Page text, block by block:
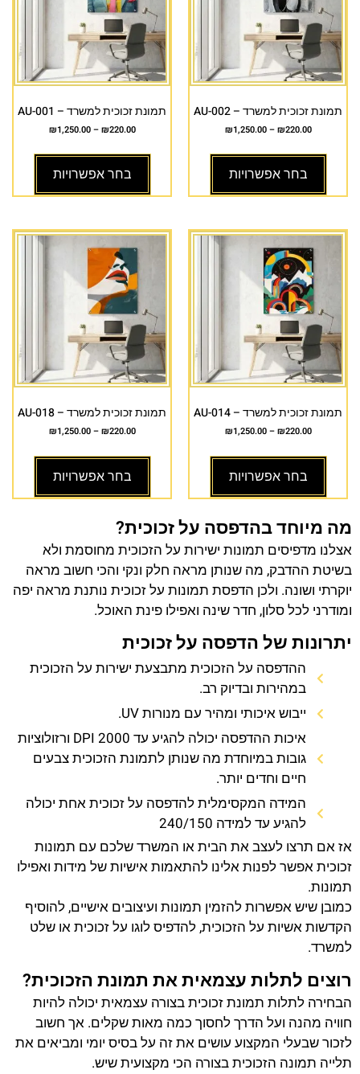
תמונת זכוכית למשרד – AU-002
₪220.00
–
₪1,250.00
בחר אפשרויות
תמונת זכוכית למשרד – AU-001
₪220.00
–
₪1,250.00
בחר אפשרויות
תמונת זכוכית למשרד – AU-014
₪220.00
–
₪1,250.00
בחר אפשרויות
תמונת זכוכית למשרד – AU-018
₪220.00
–
₪1,250.00
בחר אפשרויות
מה מיוחד בהדפסה על זכוכית?
אצלנו מדפיסים תמונות ישירות על הזכוכית מחוסמת ולא
בשיטת ההדבק, מה שנותן מראה חלק ונקי והכי חשוב מראה
יוקרתי ושונה. ולכן הדפסת תמונות על זכוכית נותנת מראה יפה
ומודרני לכל סלון, חדר שינה ואפילו פינת האוכל.
יתרונות של הדפסה על זכוכית
ההדפסה על הזכוכית מתבצעת ישירות על הזכוכית
במהירות ובדיוק רב.
ייבוש איכותי ומהיר עם מנורות UV.
איכות ההדפסה יכולה להגיע עד 2000 DPI ורזולוציות
גובות במיוחדת מה שנותן לתמונת הזכוכית צבעים
חיים וחדים יותר.
המידה המקסימלית להדפסה על זכוכית אחת יכולה
להגיע עד למידה 240/150
אז אם תרצו לעצב את הבית או המשרד שלכם עם תמונות
זכוכית אפשר לפנות אלינו להתאמות אישיות של מידות ואפילו
תמונות.
כמובן שיש אפשרות להזמין תמונות ועיצובים אישיים, להוסיף
הקדשות אשיות על הזכוכית, להדפיס לוגו על זכוכית או שלט
למשרד.
רוצים לתלות עצמאית את תמונת הזכוכית?
הבחירה לתלות תמונת זכוכית בצורה עצמאית יכולה להיות
חוויה מהנה ועל הדרך לחסוך כמה מאות שקלים. אך חשוב
לזכור שבעלי המקצוע עושים את זה על בסיס יומי ומביאים את
תלייה תמונה הזכוכית בצורה הכי מקצועית שיש.